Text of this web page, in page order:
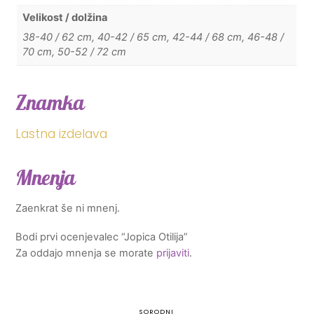
Velikost / dolžina
38-40 / 62 cm, 40-42 / 65 cm, 42-44 / 68 cm, 46-48 /
70 cm, 50-52 / 72 cm
Znamka
Lastna izdelava
Mnenja
Zaenkrat še ni mnenj.
Bodi prvi ocenjevalec “Jopica Otilija”
Za oddajo mnenja se morate prijaviti.
SORODNI